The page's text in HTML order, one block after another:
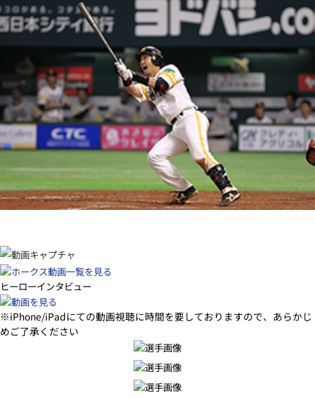
ヒーローインタビュー
※iPhone/iPadにての動画視聴に時間を要しておりますので、あらかじ
めご了承ください